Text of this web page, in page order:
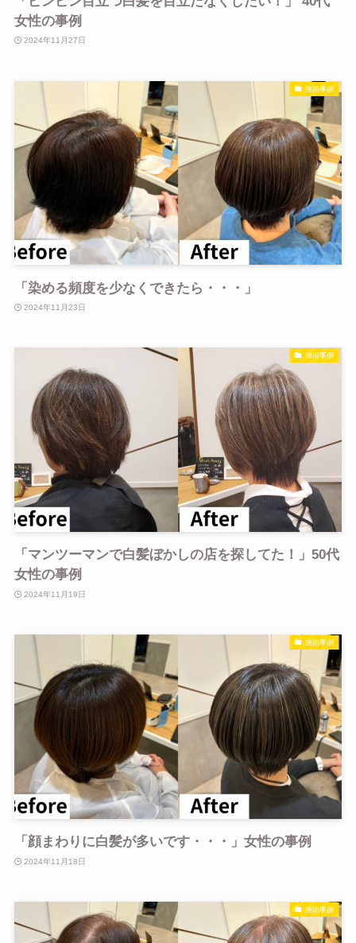
女性の事例
2024年11月27日
施術事例
「染める頻度を少なくできたら・・・」
2024年11月23日
施術事例
「マンツーマンで白髪ぼかしの店を探してた！」50代
女性の事例
2024年11月19日
施術事例
「顔まわりに白髪が多いです・・・」女性の事例
2024年11月18日
施術事例